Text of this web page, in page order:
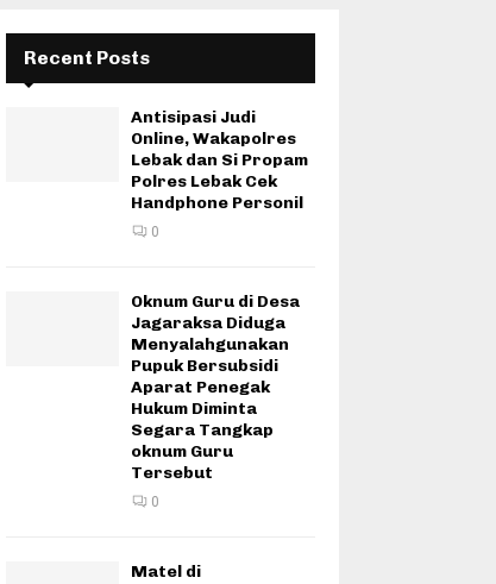
Recent Posts
Antisipasi Judi
Online, Wakapolres
Lebak dan Si Propam
Polres Lebak Cek
Handphone Personil
0
Oknum Guru di Desa
Jagaraksa Diduga
Menyalahgunakan
Pupuk Bersubsidi
Aparat Penegak
Hukum Diminta
Segara Tangkap
oknum Guru
Tersebut
0
Matel di